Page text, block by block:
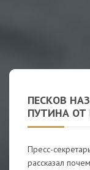
ПЕСКОВ
ПУТИНА ОТ
Пресс-
рассказал